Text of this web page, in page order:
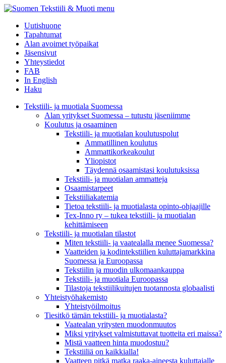
menu
Uutishuone
Tapahtumat
Alan avoimet työpaikat
Jäsensivut
Yhteystiedot
FAB
In English
Haku
Tekstiili- ja muotiala Suomessa
Alan yritykset Suomessa – tutustu jäseniimme
Koulutus ja osaaminen
Tekstiili- ja muotialan koulutuspolut
Ammatillinen koulutus
Ammattikorkeakoulut
Yliopistot
Täydennä osaamistasi koulutuksissa
Tekstiili- ja muotialan ammatteja
Osaamistarpeet
Tekstiiliakatemia
Tietoa tekstiili- ja muotialasta opinto-ohjaajille
Tex-Inno ry – tukea tekstiili- ja muotialan
kehittämiseen
Tekstiili- ja muotialan tilastot
Miten tekstiili- ja vaatealalla menee Suomessa?
Vaatteiden ja kodintekstiilien kuluttajamarkkina
Suomessa ja Euroopassa
Tekstiilin ja muodin ulkomaankauppa
Tekstiili- ja muotiala Euroopassa
Tilastoja tekstiilikuitujen tuotannosta globaalisti
Yhteistyö­hakemisto
Yhteistyöilmoitus
Tiesitkö tämän tekstiili- ja muotialasta?
Vaatealan yritysten muodonmuutos
Miksi yritykset valmistuttavat tuotteita eri maissa?
Mistä vaatteen hinta muodostuu?
Tekstiiliä on kaikkialla!
Vaatteen pitkä matka raaka-aineesta kuluttajalle